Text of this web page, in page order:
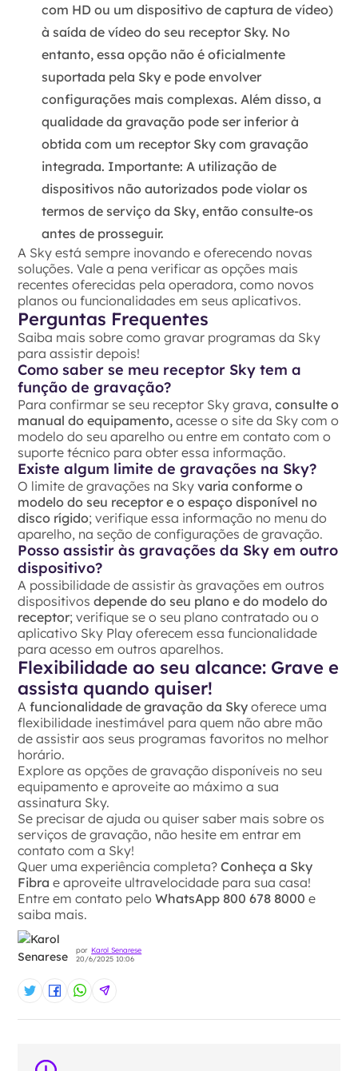
com HD ou um dispositivo de captura de vídeo)
à saída de vídeo do seu receptor Sky. No
entanto, essa opção não é oficialmente
suportada pela Sky e pode envolver
configurações mais complexas. Além disso, a
qualidade da gravação pode ser inferior à
obtida com um receptor Sky com gravação
integrada. Importante: A utilização de
dispositivos não autorizados pode violar os
termos de serviço da Sky, então consulte-os
antes de prosseguir.
A Sky está sempre inovando e oferecendo novas
soluções. Vale a pena verificar as opções mais
recentes oferecidas pela operadora, como novos
planos ou funcionalidades em seus aplicativos.
Perguntas Frequentes
Saiba mais sobre como gravar programas da Sky
para assistir depois!
Como saber se meu receptor Sky tem a
função de gravação?
Para confirmar se seu receptor Sky grava, consulte o
manual do equipamento, acesse o site da Sky com o
modelo do seu aparelho ou entre em contato com o
suporte técnico para obter essa informação.
Existe algum limite de gravações na Sky?
O limite de gravações na Skyvaria conforme o
modelo do seu receptor e o espaço disponível no
disco rígido; verifique essa informação no menu do
aparelho, na seção de configurações de gravação.
Posso assistir às gravações da Sky em outro
dispositivo?
A possibilidade de assistir às gravações em outros
dispositivos depende do seu plano e do modelo do
receptor; verifique se o seu plano contratado ou o
aplicativo Sky Play oferecem essa funcionalidade
para acesso em outros aparelhos.
Flexibilidade ao seu alcance: Grave e
assista quando quiser!
Afuncionalidade de gravação da Sky oferece uma
flexibilidade inestimável para quem não abre mão
de assistir aos seus programas favoritos no melhor
horário.
Explore as opções de gravação disponíveis no seu
equipamento e aproveite ao máximo a sua
assinatura Sky.
Se precisar de ajuda ou quiser saber mais sobre os
serviços de gravação, não hesite em entrar em
contato com a Sky!
Quer uma experiência completa? Conheça a Sky
Fibra e aproveite ultravelocidade para sua casa!
Entre em contato pelo WhatsApp 800 678 8000 e
saiba mais.
por Karol Senarese
20/6/2025 10:06